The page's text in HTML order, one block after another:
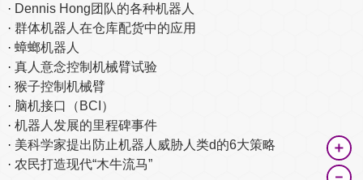
Dennis Hong团队的各种机器人
群体机器人在仓库配货中的应用
蟑螂机器人
真人意念控制机械臂试验
猴子控制机械臂
脑机接口（BCI）
机器人发展的里程碑事件
美科学家提出防止机器人威胁人类d的6大策略
农民打造现代“木牛流马”
＋
－